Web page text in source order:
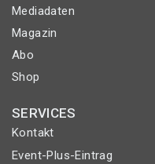
Mediadaten
Magazin
Abo
Shop
SERVICES
Kontakt
Event-Plus-Eintrag